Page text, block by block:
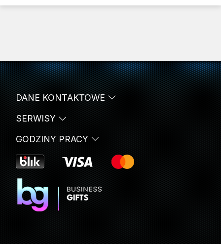
SERWISY
DANE KONTAKTOWE
GODZINY PRACY